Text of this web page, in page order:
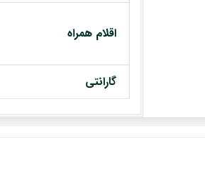
اقلام همراه
گارانتی